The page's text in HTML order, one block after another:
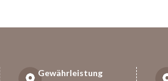
Gewährleistung